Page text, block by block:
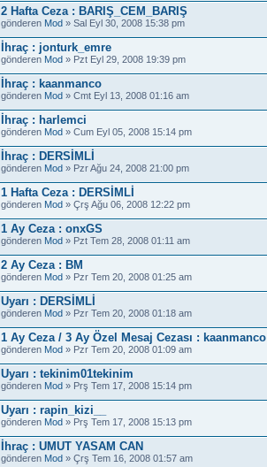
2 Hafta Ceza : BARIŞ_CEM_BARIŞ
gönderen Mod » Sal Eyl 30, 2008 15:38 pm
İhraç : jonturk_emre
gönderen Mod » Pzt Eyl 29, 2008 19:39 pm
İhraç : kaanmanco
gönderen Mod » Cmt Eyl 13, 2008 01:16 am
İhraç : harlemci
gönderen Mod » Cum Eyl 05, 2008 15:14 pm
İhraç : DERSİMLİ
gönderen Mod » Pzr Ağu 24, 2008 21:00 pm
1 Hafta Ceza : DERSİMLİ
gönderen Mod » Çrş Ağu 06, 2008 12:22 pm
1 Ay Ceza : onxGS
gönderen Mod » Pzt Tem 28, 2008 01:11 am
2 Ay Ceza : BM
gönderen Mod » Pzr Tem 20, 2008 01:25 am
Uyarı : DERSİMLİ
gönderen Mod » Pzr Tem 20, 2008 01:18 am
1 Ay Ceza / 3 Ay Özel Mesaj Cezası : kaanmanco
gönderen Mod » Pzr Tem 20, 2008 01:09 am
Uyarı : tekinim01tekinim
gönderen Mod » Prş Tem 17, 2008 15:14 pm
Uyarı : rapin_kizi__
gönderen Mod » Prş Tem 17, 2008 15:13 pm
İhraç : UMUT YASAM CAN
gönderen Mod » Çrş Tem 16, 2008 01:57 am